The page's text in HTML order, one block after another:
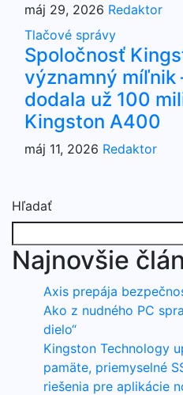
máj 29, 2026 Redaktor
Tlačové správy
Spoločnosť
významný míľnik
dodala už 100
Kingston A400
máj 11, 2026 Redaktor
Hľadať
Najnovšie
Axis prepája
Ako z nudného PC
dielo“
Kingston Technology
pamäte, priemyselné
riešenia pre aplikácie